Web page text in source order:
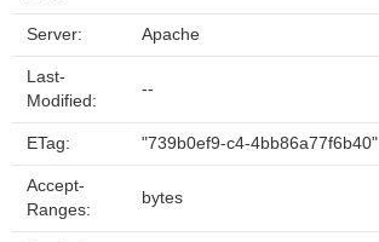
Server: Apache
Last-
Modified:
--
ETag: "739b0ef9-c4-4bb86a77f6b40"
Accept-
Ranges:
bytes